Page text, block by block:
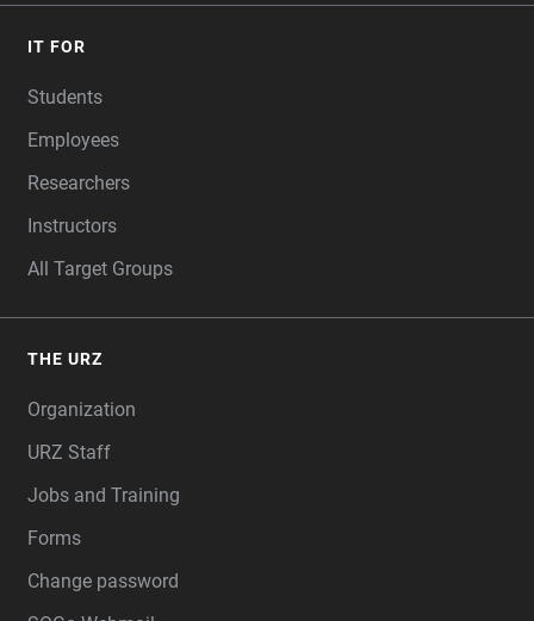
IT FOR
Students
Employees
Researchers
Instructors
All Target Groups
THE URZ
Organization
URZ Staff
Jobs and Training
Forms
Change password